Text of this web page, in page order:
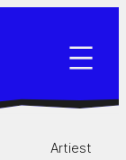
Artiest